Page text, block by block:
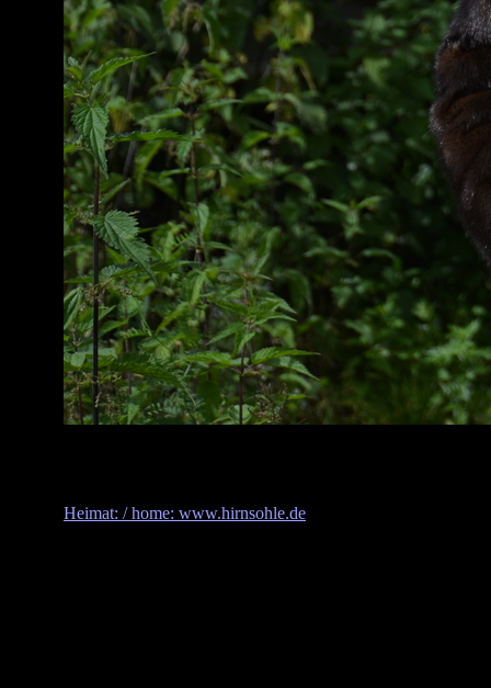
Heimat: / home: www.hirnsohle.de